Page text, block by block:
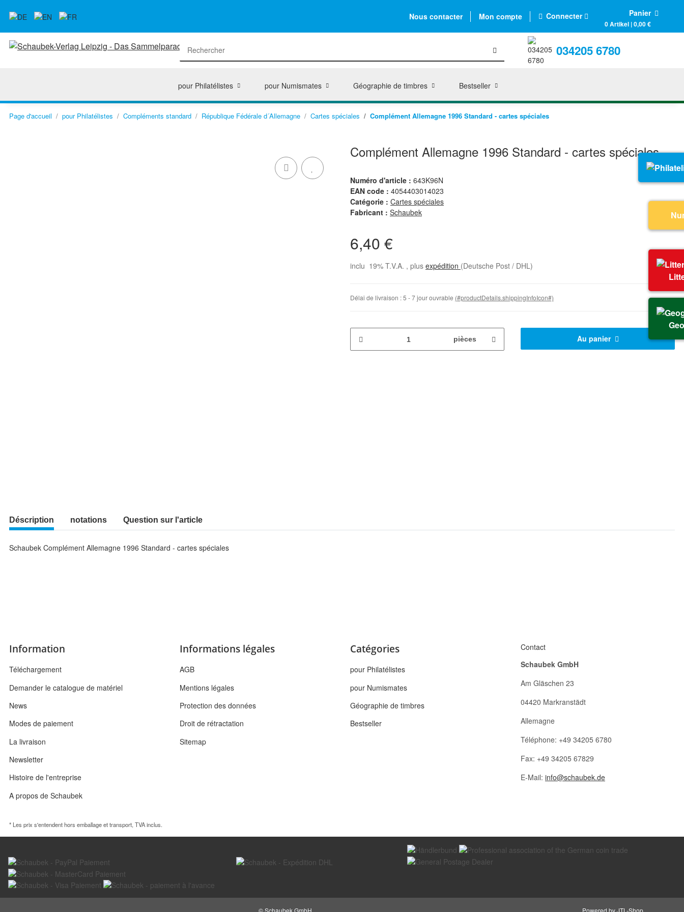
Nous contacter Mon compte Connecter Panier
0 Artikel | 0,00 €
034205 6780
pour Philatélistes pour Numismates Géographie de timbres Bestseller
Page d'accueil pour Philatélistes Compléments standard République Fédérale d´Allemagne Cartes spéciales Complément Allemagne 1996 Standard - cartes spéciales
Complément Allemagne 1996 Standard - cartes spéciales
Numéro d'article : 643K96N
EAN code : 4054403014023
Catégorie : Cartes spéciales
Fabricant : Schaubek
6,40 €
inclu 19% T.V.A. , plus expédition (Deutsche Post / DHL)
Délai de livraison :5 - 7 jour ouvrable (#productDetails.shippingInfoIcon#)
pièces Au panier
Déscription notations Question sur l'article
Schaubek Complément Allemagne 1996 Standard - cartes spéciales
Information
Téléchargement
Demander le catalogue de matériel
News
Modes de paiement
La livraison
Newsletter
Histoire de l'entreprise
A propos de Schaubek
Informations légales
AGB
Mentions légales
Protection des données
Droit de rétractation
Sitemap
Catégories
pour Philatélistes
pour Numismates
Géographie de timbres
Bestseller
Contact
Schaubek GmbH
Am Gläschen 23
04420 Markranstädt
Allemagne
Téléphone: +49 34205 6780
Fax: +49 34205 67829
E-Mail: info@schaubek.de
* Les prix s'entendent hors emballage et transport, TVA inclus.